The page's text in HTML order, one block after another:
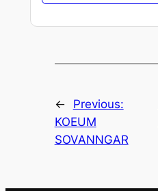
←
Previous:
KOEUM
SOVANNGAR